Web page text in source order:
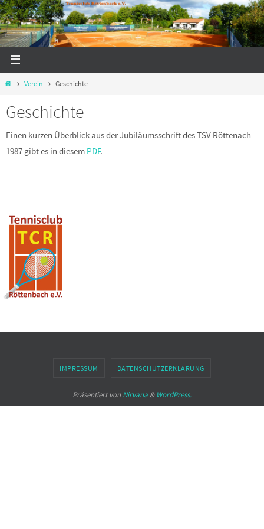
Zum
Inhalt
springen
StartVerein Geschichte
Geschichte
Einen kurzen Überblick aus der Jubiläumsschrift des TSV Röttenach
1987 gibt es in diesem PDF.
IMPRESSUM DATENSCHUTZERKLÄRUNG
Präsentiert von Nirvana & WordPress.